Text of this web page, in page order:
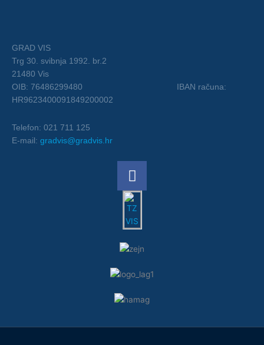
GRAD VIS
Trg 30. svibnja 1992. br.2
21480 Vis
OIB: 76486299480 IBAN računa:
HR9623400091849200002
Telefon: 021 711 125
E-mail: gradvis@gradvis.hr
F
a
c
e
b
o
o
k